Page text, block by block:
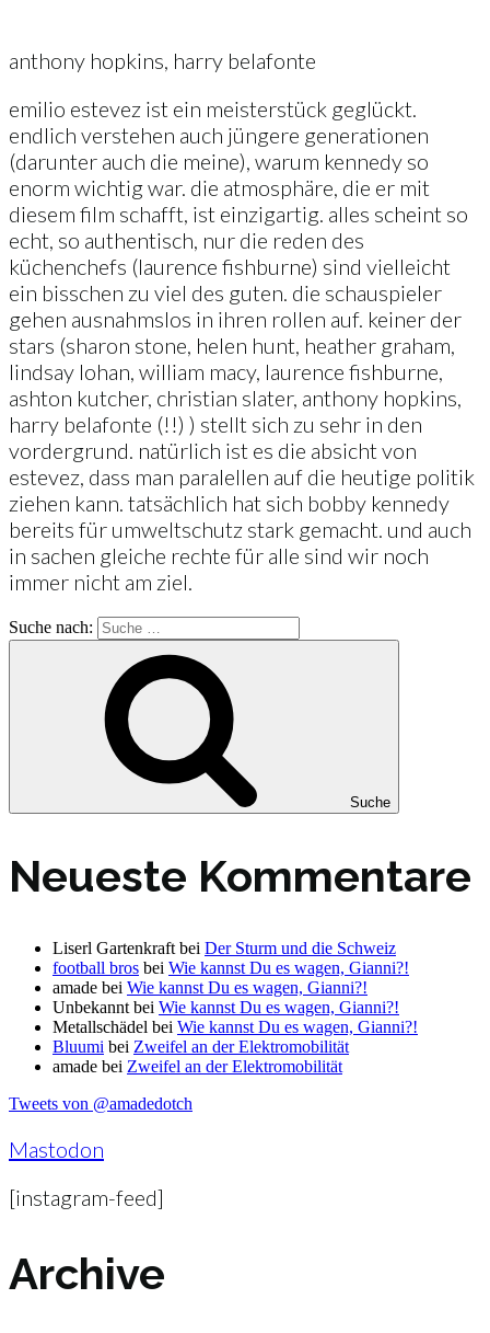
anthony hopkins, harry belafonte
emilio estevez ist ein meisterstück geglückt.
endlich verstehen auch jüngere generationen
(darunter auch die meine), warum kennedy so
enorm wichtig war. die atmosphäre, die er mit
diesem film schafft, ist einzigartig. alles scheint so
echt, so authentisch, nur die reden des
küchenchefs (laurence fishburne) sind vielleicht
ein bisschen zu viel des guten. die schauspieler
gehen ausnahmslos in ihren rollen auf. keiner der
stars (sharon stone, helen hunt, heather graham,
lindsay lohan, william macy, laurence fishburne,
ashton kutcher, christian slater, anthony hopkins,
harry belafonte (!!) ) stellt sich zu sehr in den
vordergrund. natürlich ist es die absicht von
estevez, dass man paralellen auf die heutige politik
ziehen kann. tatsächlich hat sich bobby kennedy
bereits für umweltschutz stark gemacht. und auch
in sachen gleiche rechte für alle sind wir noch
immer nicht am ziel.
Suche nach:
Suche
Neueste Kommentare
Liserl Gartenkraft bei Der Sturm und die Schweiz
football bros bei Wie kannst Du es wagen, Gianni?!
amade bei Wie kannst Du es wagen, Gianni?!
Unbekannt bei Wie kannst Du es wagen, Gianni?!
Metallschädel bei Wie kannst Du es wagen, Gianni?!
Bluumi bei Zweifel an der Elektromobilität
amade bei Zweifel an der Elektromobilität
Tweets von @amadedotch
Mastodon
[instagram-feed]
Archive